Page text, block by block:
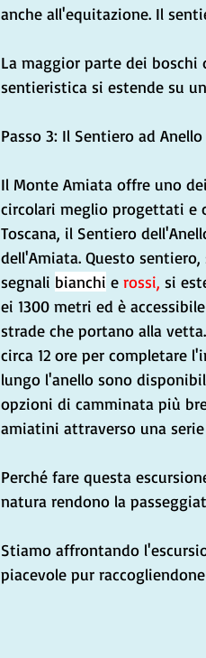
anche all'equitazione. Il
La maggior parte dei
sentieristica si estende su
Passo 3: Il Sentiero ad Anello
Il Monte Amiata offre uno
circolari meglio progettati e
Toscana, il Sentiero
dell'Amiata. Questo sentiero,
segnali bianchi e rossi, si
ei 1300 metri ed è
strade che portano alla
circa 12 ore per completare
lungo l'anello sono
opzioni di camminata più
amiatini attraverso una
Perché fare questa
natura rendono la
Stiamo affrontando
piacevole pur